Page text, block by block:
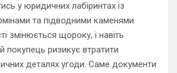
у юридичних лабіринтах із
та підводними каменями.
змінюється щороку, і навіть
покупець ризикує втратити
деталях угоди. Саме документи